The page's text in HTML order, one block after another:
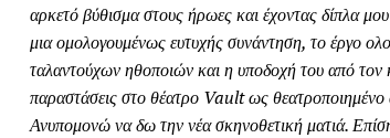
αρκετό βύθισμα στους ήρωες και έχοντας δίπλα
μια ομολογουμένως ευτυχής συνάντηση, το έργο
ταλαντούχων ηθοποιών και η υποδοχή του από τον
παραστάσεις στο θέατρο Vaultως θεατροποιημένο
Ανυπομονώ να δω την νέα σκηνοθετική ματιά.